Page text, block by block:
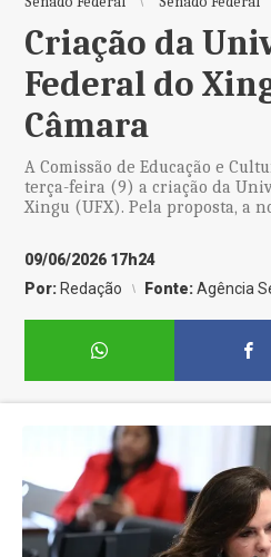
Criação da
Federal do
Câmara
A Comissão de Educação e
terça-feira (9) a criação da
Xingu (UFX). Pela proposta, a
09/06/2026 17h24
Por: Redação Fonte:Agência